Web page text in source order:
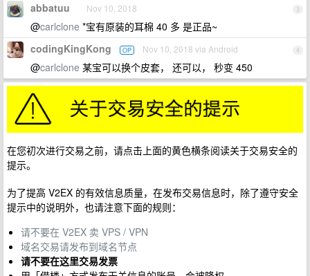
3
abbatuu Nov 10, 2018
@carlclone *宝有原装的耳棉 40 多 是正品~
4
codingKingKong OP Nov 10, 2018 via Android
@carlclone 某宝可以换个皮套， 还可以， 秒变 450
在您初次进行交易之前，请点击上面的黄色横条阅读关于交易安全的
提示。
为了提高 V2EX 的有效信息质量，在发布交易信息时，除了遵守安全
提示中的说明外，也请注意下面的规则：
请不要在 V2EX 卖 VPS / VPN
域名交易请发布到域名节点
请不要在这里交易发票